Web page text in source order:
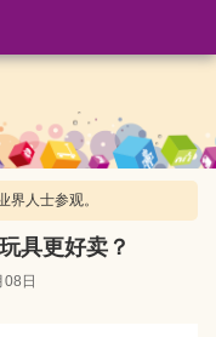
人士参观。
具更好卖？
日